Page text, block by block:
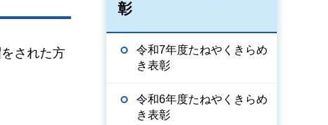
された方
彰
令和7年度たねやくきらめ
き表彰
令和6年度たねやくきらめ
き表彰